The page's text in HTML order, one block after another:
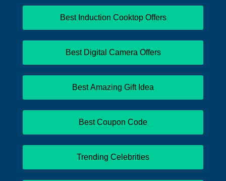
Best Induction Cooktop Offers
Best Digital Camera Offers
Best Amazing Gift Idea
Best Coupon Code
Trending Celebrities